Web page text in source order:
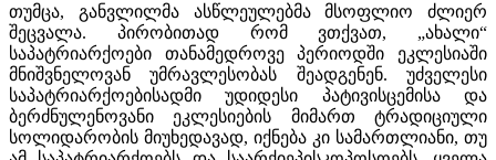
თუმცა, განვლილმა ასწლეულებმა მსოფლიო ძლიერ
შეცვალა. პირობითად რომ ვთქვათ, „ახალი“
საპატრიარქოები თანამედროვე პერიოდში ეკლესიაში
მნიშვნელოვან უმრავლესობას შეადგენენ. უძველესი
საპატრიარქოებისადმი უდიდესი პატივისცემისა და
ბერძნულენოვანი ეკლესიების მიმართ ტრადიციული
სოლიდარობის მიუხედავად, იქნება კი სამართლიანი, თუ